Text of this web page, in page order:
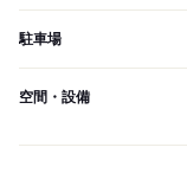
駐車場
空間・設備